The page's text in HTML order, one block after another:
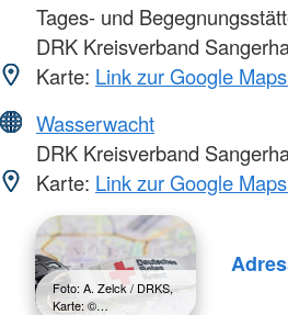
Tages- und
DRK Kreisverband
Karte: Link zur Google
Wasserwacht
DRK Kreisverband
Karte: Link zur Google
Foto: A. Zelck / DRKS,
Karte: ©…